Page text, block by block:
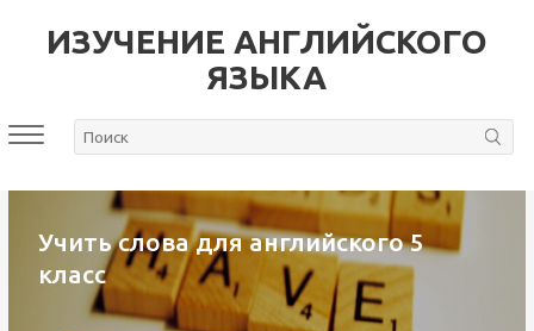
ИЗУЧЕНИЕ АНГЛИЙСКОГО
ЯЗЫКА
Учить слова для английского 5
класс